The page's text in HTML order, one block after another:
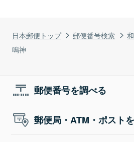
日本郵便トップ 郵便番号検索
鳴神
郵便番号を調べる
郵便局・ATM・ポスト